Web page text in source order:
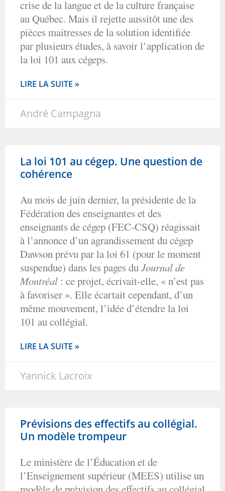
crise de la langue et de la culture française
au Québec. Mais il rejette aussitôt une des
pièces maitresses de la solution identifiée
par plusieurs études, à savoir l’application de
la loi 101 aux cégeps.
LIRE LA SUITE »
André Campagna
La loi 101 au cégep. Une question de
cohérence
Au mois de juin dernier, la présidente de la
Fédération des enseignantes et des
enseignants de cégep (FEC-CSQ) réagissait
à l’annonce d’un agrandissement du cégep
Dawson prévu par la loi 61 (pour le moment
suspendue) dans les pages duJournal de
Montréal : ce projet, écrivait-elle, « n’est pas
à favoriser ». Elle écartait cependant, d’un
même mouvement, l’idée d’étendre la loi
101 au collégial.
LIRE LA SUITE »
Yannick Lacroix
Prévisions des effectifs au collégial.
Un modèle trompeur
Le ministère de l’Éducation et de
l’Enseignement supérieur (MEES) utilise un